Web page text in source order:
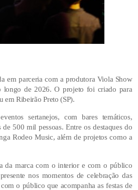
em parceria com a produtora Viola Show
longo de 2026. O projeto foi criado para
em Ribeirão Preto (SP).
sertanejos, com bares temáticos,
500 mil pessoas. Entre os destaques do
Rodeo Music, além de projetos como a
da marca com o interior e com o público
nos momentos de celebração das
o público que acompanha as festas de